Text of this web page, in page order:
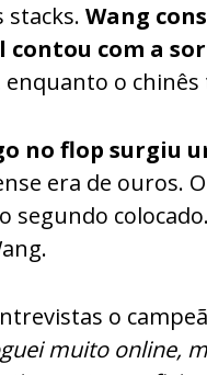
stacks. Wang
contou com a
o chinês
no flop surgiu
era de ouros.
segundo
o
muito online,